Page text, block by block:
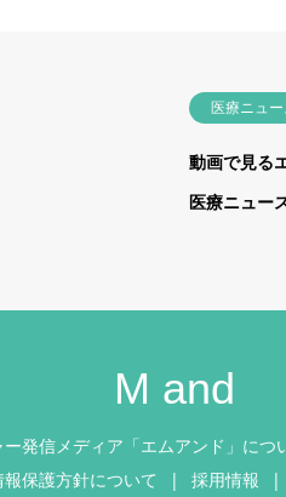
医療ニュー
動画で見る
医療ニュー
M and
発信メディア「エムアンド」につ
保護方針について
採用情報